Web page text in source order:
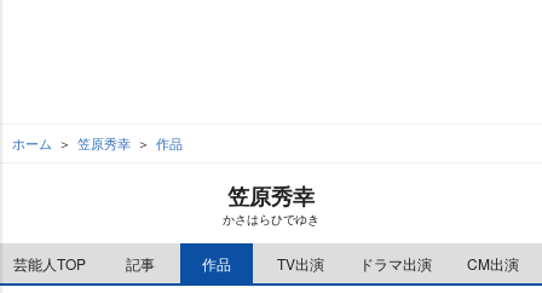
ホーム 笠原秀幸 作品
笠原秀幸
かさはらひでゆき
芸能人TOP 記事 作品 TV出演 ドラマ出演 CM出演